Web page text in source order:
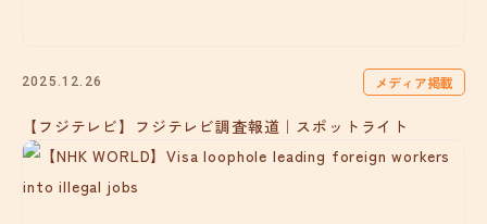
2025.12.26 メディア掲載
【フジテレビ】フジテレビ調査報道｜スポットライト